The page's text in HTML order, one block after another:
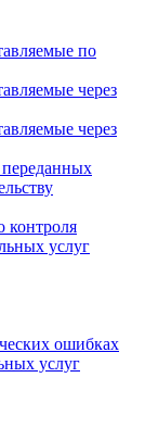
по
через
через
переданных
контроля
услуг
ошибках
услуг